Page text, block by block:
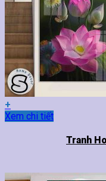
+
Sản
biến
Xem chi tiết
Tranh